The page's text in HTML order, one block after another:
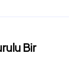
Bir